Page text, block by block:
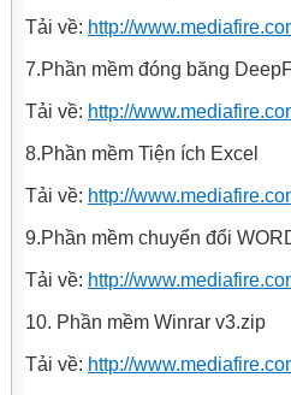
Tải về: http://
7.Phần mềm đóng băng
Tải về: http://
8.Phần mềm Tiện ích Excel
Tải về: http://
9.Phần mềm chuyển đổi
Tải về: http://
10. Phần mềm Winrar v3.zip
Tải về: http://